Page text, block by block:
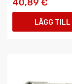
40,89 €
LÄGG TILL I